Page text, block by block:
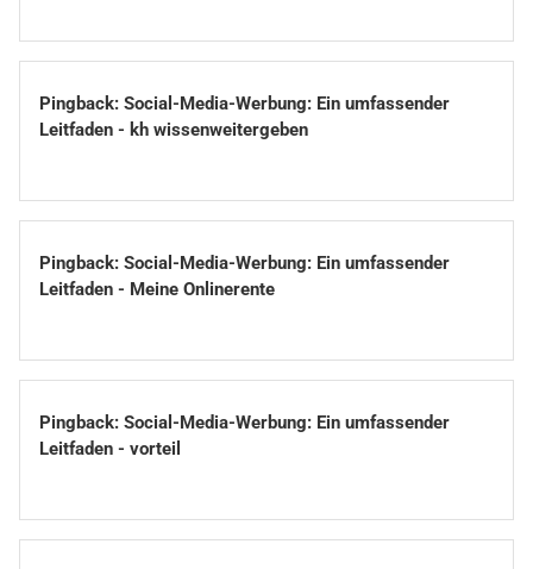
Pingback: Social-Media-Werbung: Ein umfassender
Leitfaden - kh wissenweitergeben
Pingback: Social-Media-Werbung: Ein umfassender
Leitfaden - Meine Onlinerente
Pingback: Social-Media-Werbung: Ein umfassender
Leitfaden - vorteil